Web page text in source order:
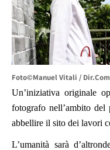
Foto©Manuel Vitali /
Un’iniziativa originale
fotografo nell’ambito del
abbellire il sito dei lavori
L’umanità sarà